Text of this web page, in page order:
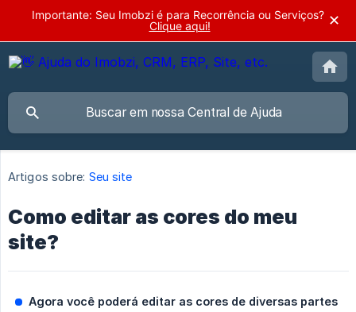
Importante: Seu Imobzi é para Recorrência ou Serviços?
Clique aqui!
✕
Artigos sobre: Seu site
Como editar as cores do meu
site?
Agora você poderá editar as cores de diversas partes